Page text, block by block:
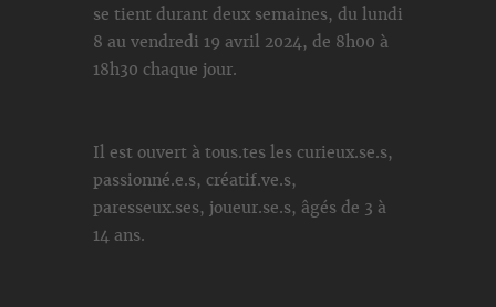
se tient durant deux semaines, du lundi
8 au vendredi 19 avril 2024, de 8h00 à
18h30 chaque jour.
Il est ouvert à tous.tes les curieux.se.s,
passionné.e.s, créatif.ve.s,
paresseux.ses, joueur.se.s, âgés de 3 à
14 ans.